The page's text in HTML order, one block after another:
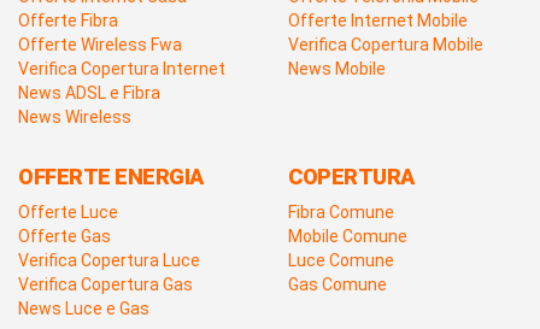
Offerte Fibra
Offerte Wireless Fwa
Verifica Copertura Internet
News ADSL e Fibra
News Wireless
Offerte Internet Mobile
Verifica Copertura Mobile
News Mobile
OFFERTE ENERGIA
Offerte Luce
Offerte Gas
Verifica Copertura Luce
Verifica Copertura Gas
News Luce e Gas
COPERTURA
Fibra Comune
Mobile Comune
Luce Comune
Gas Comune